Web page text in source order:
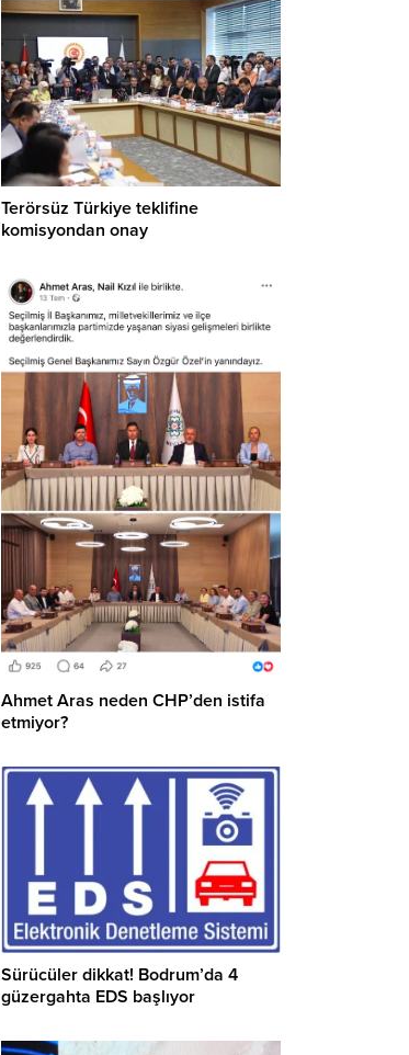
Terörsüz Türkiye teklifine
komisyondan onay
Ahmet Aras neden CHP’den istifa
etmiyor?
Sürücüler dikkat! Bodrum’da 4
güzergahta EDS başlıyor